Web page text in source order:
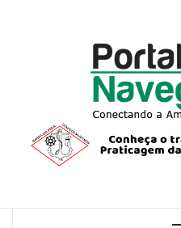
CONECTANDO A AMAZÔNIA